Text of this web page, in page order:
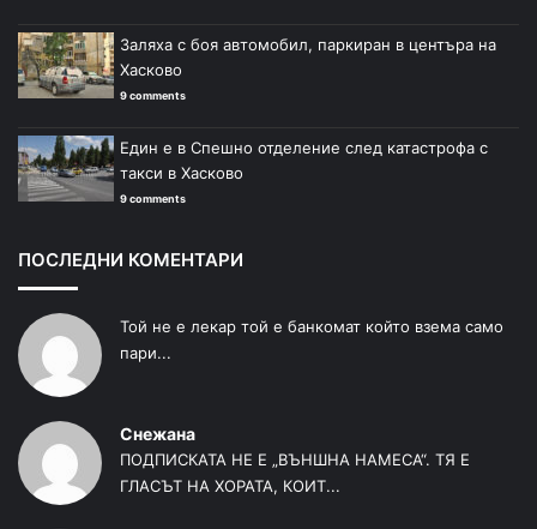
Заляха с боя автомобил, паркиран в центъра на
Хасково
9 comments
Един е в Спешно отделение след катастрофа с
такси в Хасково
9 comments
ПОСЛЕДНИ КОМЕНТАРИ
Той не е лекар той е банкомат който взема само
пари...
Снежана
ПОДПИСКАТА НЕ Е „ВЪНШНА НАМЕСА“. ТЯ Е
ГЛАСЪТ НА ХОРАТА, КОИТ...